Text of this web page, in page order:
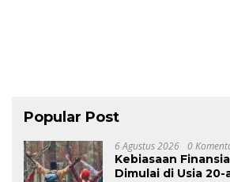
Popular Post
6 Agustus 2026 0
Kebiasaan
Dimulai di Usia 20-